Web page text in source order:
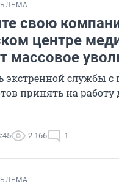
свою
центре
массовое
экстренной службы
принять на
2 166 1